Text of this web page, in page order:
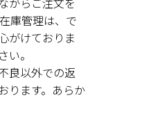
庫管理は、で
がけておりま
。
良以外での返
ります。あらか